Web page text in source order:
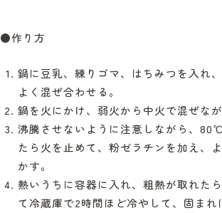
●作り方
鍋に豆乳、練りゴマ、はちみつを入れ
よく混ぜ合わせる。
鍋を火にかけ、弱火から中火で混ぜなが
沸騰させないように注意しながら、
たら火を止めて、粉ゼラチンを加え、
かす。
熱いうちに容器に入れ、粗熱が取れた
て冷蔵庫で2時間ほど冷やして、固まれ